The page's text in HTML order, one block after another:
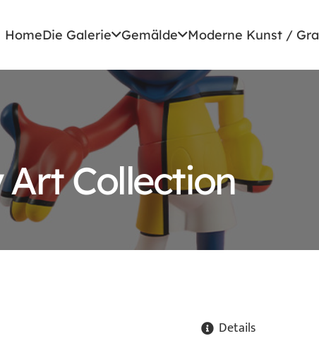
HomeDie Galerie Gemälde Moderne Kunst /
Collection
Details